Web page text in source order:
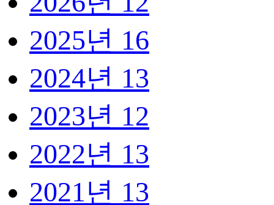
2025년 16
2024년 13
2023년 12
2022년 13
2021년 13